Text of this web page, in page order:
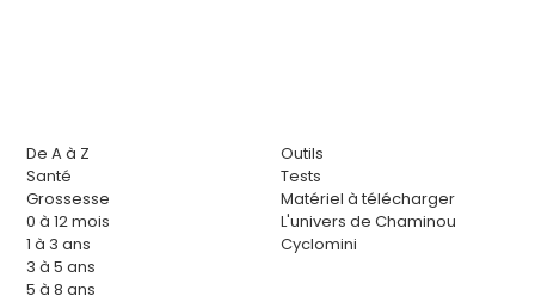
De A à Z
Santé
Grossesse
0 à 12 mois
1 à 3 ans
3 à 5 ans
5 à 8 ans
Outils
Tests
Matériel à télécharger
L'univers de Chaminou
Cyclomini